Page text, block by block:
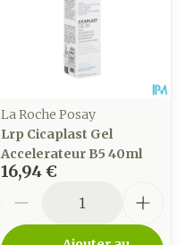
La Roche Posay
Lrp Cicaplast Gel
Accelerateur B5 40ml
16,94 €